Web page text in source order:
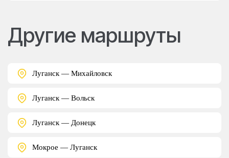
Другие маршруты
Луганск — Михайловск
Луганск — Вольск
Луганск — Донецк
Мокрое — Луганск